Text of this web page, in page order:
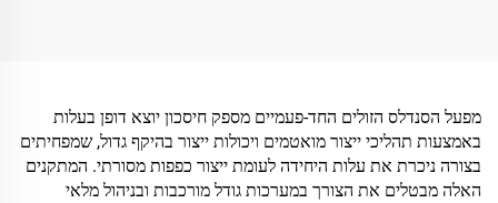
מפעל הסנדלס הזולים החד-פעמיים מספק חיסכון יוצא דופן בעלות
באמצעות תהליכי ייצור מואטמים ויכולות ייצור בהיקף גדול, שמפחיתים
בצורה ניכרת את עלות היחידה לעומת ייצור כפפות מסורתי. המתקנים
האלה מבטלים את הצורך במערכות גודל מורכבות ובניהול מלאי